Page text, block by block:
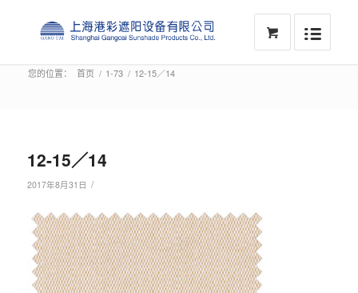
您的位置： 首页 / 1-73 / 12-15／14
12-15／14
2017年8月31日 /